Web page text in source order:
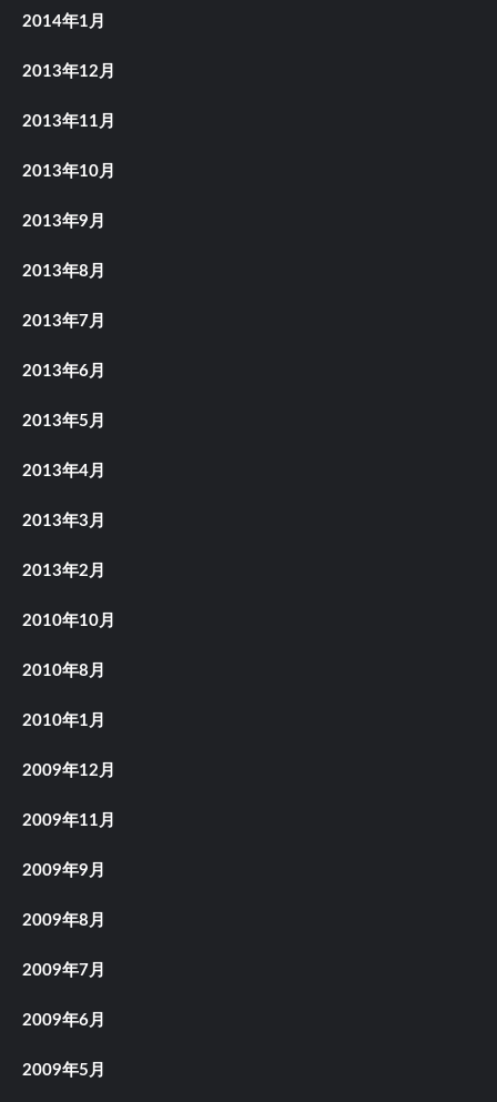
2014年1月
2013年12月
2013年11月
2013年10月
2013年9月
2013年8月
2013年7月
2013年6月
2013年5月
2013年4月
2013年3月
2013年2月
2010年10月
2010年8月
2010年1月
2009年12月
2009年11月
2009年9月
2009年8月
2009年7月
2009年6月
2009年5月